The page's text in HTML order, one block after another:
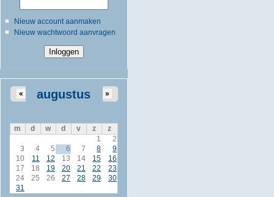
Nieuw account aanmaken
Nieuw wachtwoord aanvragen
augustus
« »
m d w d v z
z
1
2
3
4 5 6 7 8
9
10
11 12 13 14 15
16
17
18 19 20 21 22
23
24
25 26 27 28 29
30
31